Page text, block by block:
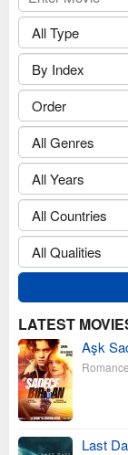
LATEST
Aşk
Romance
Last